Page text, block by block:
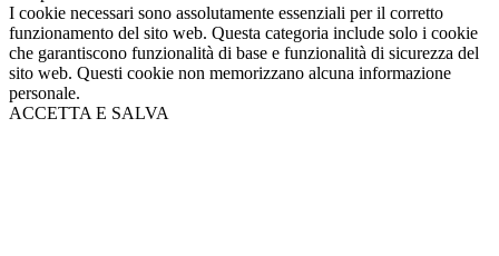
I cookie necessari sono assolutamente essenziali per il corretto
funzionamento del sito web. Questa categoria include solo i cookie
che garantiscono funzionalità di base e funzionalità di sicurezza del
sito web. Questi cookie non memorizzano alcuna informazione
personale.
ACCETTA E SALVA